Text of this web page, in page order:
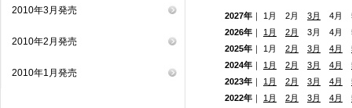
2010年3月発売
2010年2月発売
2010年1月発売
2027年 ｜ 1月 2月 3月
4月
2026年 ｜ 1月 2月
3月 4月
2025年 ｜ 1月 2月 3月 4月
2024年 ｜ 1月 2月 3月 4月
2023年 ｜ 1月 2月 3月 4月
2022年 ｜ 1月 2月 3月 4月